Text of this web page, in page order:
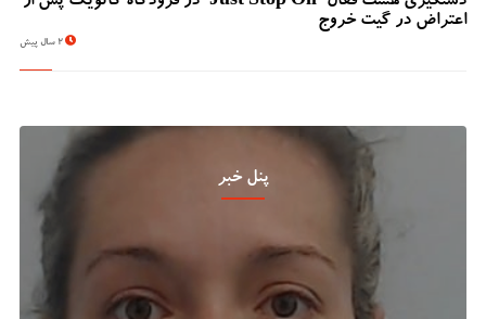
اعتراض در گیت خروج
2 سال پیش
پنل خبر